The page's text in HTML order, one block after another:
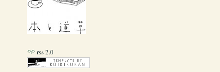
rss 2.0